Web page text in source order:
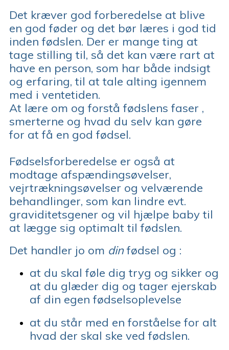
Det kræver god forberedelse at blive
en god føder og det bør læres i god tid
inden fødslen. Der er mange ting at
tage stilling til, så det kan være rart at
have en person, som har både indsigt
og erfaring, til at tale alting igennem
med i ventetiden.
At lære om og forstå fødslens faser ,
smerterne og hvad du selv kan gøre
for at få en god fødsel.
Fødselsforberedelse er også at
modtage afspændingsøvelser,
vejrtrækningsøvelser og velværende
behandlinger, som kan lindre evt.
graviditetsgener og vil hjælpe baby til
at lægge sig optimalt til fødslen.
Det handler jo om dinfødsel og :
at du skal føle dig tryg og sikker og
at du glæder dig og tager ejerskab
af din egen fødselsoplevelse
at du står med en forståelse for alt
hvad der skal ske ved fødslen.